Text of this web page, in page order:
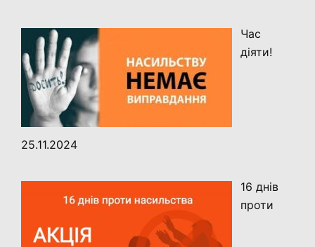
Час
діяти!
25.11.2024
16 днів
проти